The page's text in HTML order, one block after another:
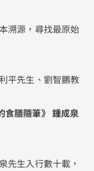
溯源，尋找最原始
平先生、劉智鵬教
食膳隨筆》 鍾成泉
先生入行數十載，